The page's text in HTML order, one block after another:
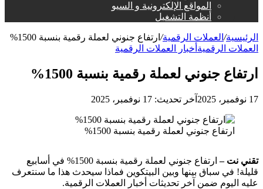
المواقع الإلكترونية و السيو
أنظمة التشغيل
الرئيسية/ العملات الرقمية/ ارتفاع جنوني لعملة رقمية بنسبة 1500%
العملات الرقمية أخبار العملات الرقمية
ارتفاع جنوني لعملة رقمية بنسبة 1500%
17 نوفمبر، 2025 آخر تحديث: 17 نوفمبر، 2025
ارتفاع جنوني لعملة رقمية بنسبة 1500%
تقني نت –
ارتفاع جنوني لعملة رقمية بنسبة 1500% في أسابيع
قليلة! في سباق بينها وبين البيتكوين فماذا سيحدث هذا ما سنتعرف
عليه اليوم ضمن آخر تحديثات أخبار العملات الرقمية.